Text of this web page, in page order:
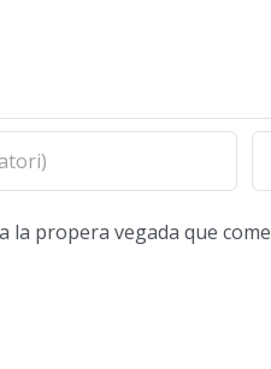
la propera vegada que